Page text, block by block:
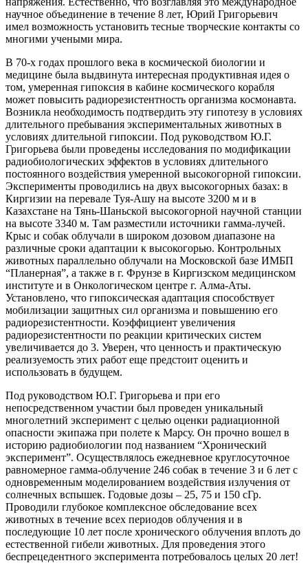
научное объединение в течение 8 лет, Юрий Григорьевич
имел возможность установить тесные творческие контакты со
многими учеными мира.
В 70-х годах прошлого века в космической биологии и
медицине была выдвинута интересная продуктивная идея о
том, умеренная гипоксия в кабине космического корабля
может повысить радиорезистентность организма космонавта.
Возникла необходимость подтвердить эту гипотезу в условиях
длительного пребывания экспериментальных животных в
условиях длительной гипоксии. Под руководством Ю.Г.
Григорьева были проведены исследования по модификации
радиобиологических эффектов в условиях длительного
постоянного воздействия умеренной высокогорной гипоксии.
Эксперименты проводились на двух высокогорных базах: в
Киргизии на перевале Туя-Ашу на высоте 3200 м и в
Казахстане на Тянь-Шаньской высокогорной научной станции
на высоте 3340 м. Там разместили источники гамма-лучей.
Крыс и собак облучали в широком дозовом диапазоне на
различные сроки адаптации к высокогорью. Контрольных
животных параллельно облучали на Московской базе ИМБП
“Планерная”, а также в г. Фрунзе в Киргизском медицинском
институте и в Онкологическом центре г. Алма-Аты.
Установлено, что гипоксическая адаптация способствует
мобилизации защитных сил организма и повышению его
радиорезистентности. Коэффициент увеличения
радиорезистентности по реакции критических систем
увеличивается до 3. Уверен, что ценность и практическую
реализуемость этих работ еще предстоит оценить и
использовать в будущем.
Под руководством Ю.Г. Григорьева и при его
непосредственном участии был проведен уникальный
многолетний эксперимент с целью оценки радиационной
опасности экипажа при полете к Марсу. Он прочно вошел в
историю радиобиологии под названием “Хронический
эксперимент”. Осуществлялось ежедневное круглосуточное
равномерное гамма-облучение 246 собак в течение 3 и 6 лет с
одновременным моделированием воздействия излучения от
солнечных вспышек. Годовые дозы – 25, 75 и 150 сГр.
Проводили глубокое комплексное обследование всех
животных в течение всех периодов облучения и в
последующие 10 лет после хронического облучения вплоть до
естественной гибели животных. Для проведения этого
беспрецедентного эксперимента потребовалось целых 20 лет!